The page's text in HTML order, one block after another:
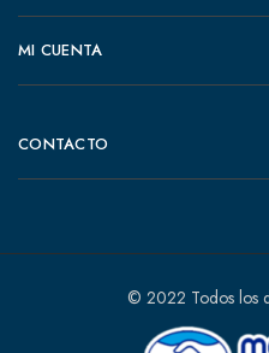
MI CUENTA
CONTACTO
© 2022 Todos los